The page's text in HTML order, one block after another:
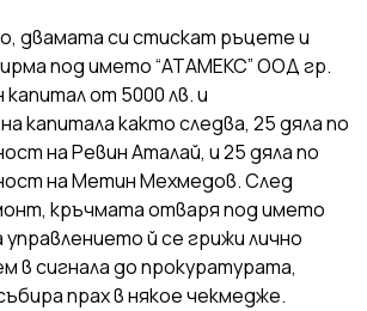
двамата си стискат ръцете и
под името “АТАМЕКС” ООД гр.
от 5000 лв. и
капитала както следва, 25 дяла по
на Ревин Аталай, и 25 дяла по
на Метин Мехмедов. След
кръчмата отваря под името
управлението й се грижи лично
в сигнала до прокуратурата,
прах в някое чекмедже.